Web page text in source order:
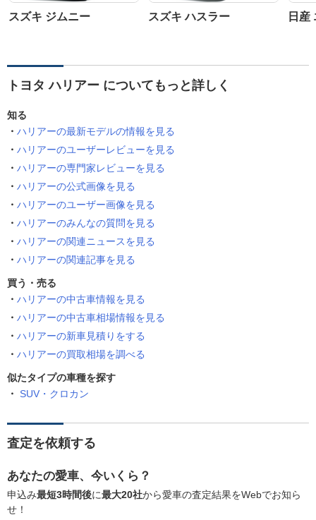
スズキ ジムニー スズキ ハスラー 日産
トヨタ ハリアー についてもっと詳しく
知る
ハリアーの最新モデルの情報を見る
ハリアーのユーザーレビューを見る
ハリアーの専門家レビューを見る
ハリアーの公式画像を見る
ハリアーのユーザー画像を見る
ハリアーのみんなの質問を見る
ハリアーの関連ニュースを見る
ハリアーの関連記事を見る
買う・売る
ハリアーの中古車情報を見る
ハリアーの中古車相場情報を見る
ハリアーの新車見積りをする
ハリアーの買取相場を調べる
似たタイプの車種を探す
SUV・クロカン
査定を依頼する
あなたの愛車、今いくら？
申込み最短3時間後に最大20社から愛車の査定結果をWebでお知ら
せ！